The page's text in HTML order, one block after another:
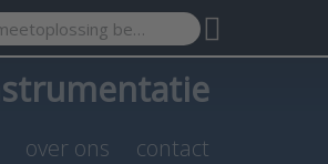
will appear automatically as you
over ons contact